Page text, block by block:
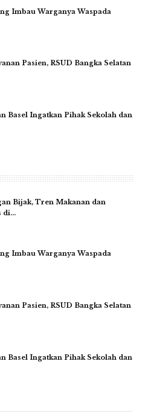
Imbau Warganya Waspada
Pasien, RSUD Bangka Selatan
Basel Ingatkan Pihak Sekolah dan
Bijak, Tren Makanan dan
di…
Imbau Warganya Waspada
Pasien, RSUD Bangka Selatan
Basel Ingatkan Pihak Sekolah dan